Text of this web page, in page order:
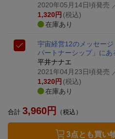
2020年05月14日頃発売
1,320円 (税込)
在庫あり
宇宙経営12のメッセー
パートナーシップ」にあ
平井ナナエ
2021年04月23日頃発売
1,320円 (税込)
在庫あり
合計 3,960円 （税込）
3点とも買い